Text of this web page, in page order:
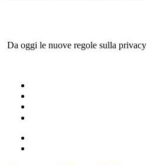
Da oggi le nuove regole sulla privacy